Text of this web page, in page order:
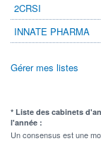
2CRSI
INNATE PHARMA
Gérer mes listes
* Liste des cabinets
l'année :
Un consensus est une